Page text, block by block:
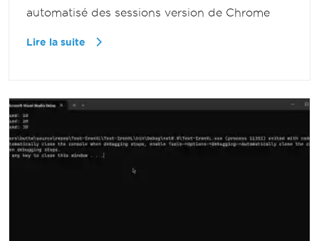
automatisé des sessions version de Chrome
Lire la suite